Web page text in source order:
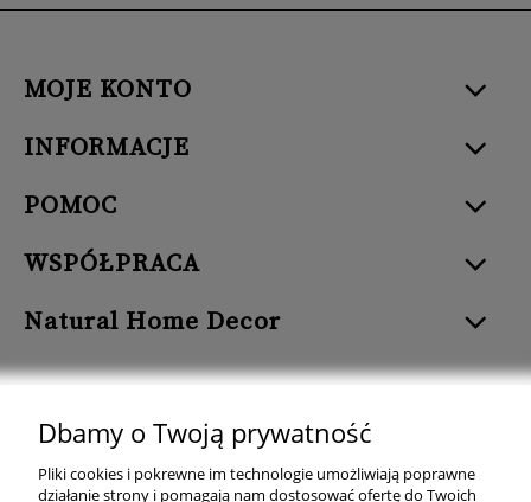
MOJE KONTO
INFORMACJE
POMOC
WSPÓŁPRACA
Natural Home Decor
Natural Home Decor | E-mail: sklep at naturalhomedecor.pl | Tel.:
507 707 299
| NIP: 7971800592 | REGON: 381429127
Dbamy o Twoją prywatność
Pliki cookies i pokrewne im technologie umożliwiają poprawne
działanie strony i pomagają nam dostosować ofertę do Twoich